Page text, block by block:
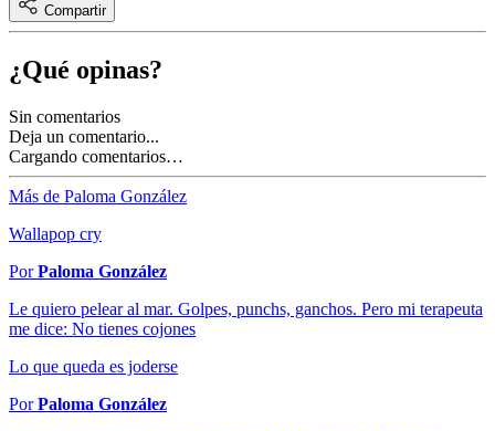
Compartir
¿Qué opinas?
Sin comentarios
Deja un comentario...
Cargando comentarios…
Más de Paloma González
Wallapop cry
PorPaloma González
Le quiero pelear al mar. Golpes, punchs, ganchos. Pero mi terapeuta
me dice: No tienes cojones
Lo que queda es joderse
PorPaloma González